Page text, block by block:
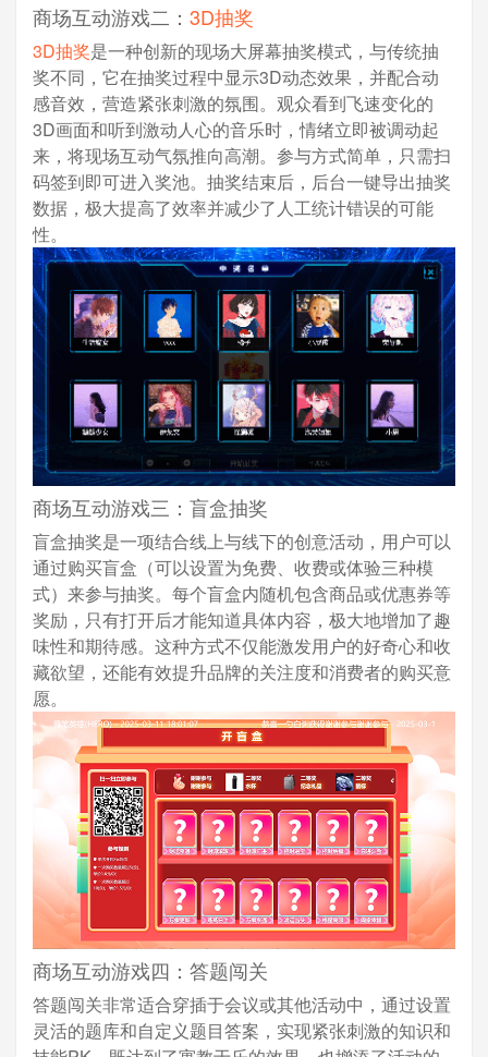
商场互动游戏二： 3D抽奖
3D抽奖是一种创新的现场大屏幕抽奖模式，与传统抽
奖不同，它在抽奖过程中显示3D动态效果，并配合动
感音效，营造紧张刺激的氛围。观众看到飞速变化的
3D画面和听到激动人心的音乐时，情绪立即被调动起
来，将现场互动气氛推向高潮。参与方式简单，只需扫
码签到即可进入奖池。抽奖结束后，后台一键导出抽奖
数据，极大提高了效率并减少了人工统计错误的可能
性。
商场互动游戏三：盲盒抽奖
盲盒抽奖是一项结合线上与线下的创意活动，用户可以
通过购买盲盒（可以设置为免费、收费或体验三种模
式）来参与抽奖。每个盲盒内随机包含商品或优惠券等
奖励，只有打开后才能知道具体内容，极大地增加了趣
味性和期待感。这种方式不仅能激发用户的好奇心和收
藏欲望，还能有效提升品牌的关注度和消费者的购买意
愿。
商场互动游戏四：答题闯关
答题闯关非常适合穿插于会议或其他活动中，通过设置
灵活的题库和自定义题目答案，实现紧张刺激的知识和